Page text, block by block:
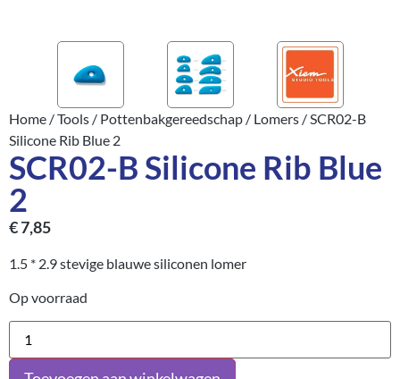
Home /Tools / Pottenbakgereedschap / Lomers / SCR02-B
Silicone Rib Blue 2
SCR02-B Silicone Rib Blue
2
€7,85
1.5 * 2.9 stevige blauwe siliconen lomer
Op voorraad